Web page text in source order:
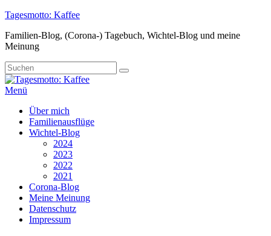
Zum
springen
Tagesmotto: Kaffee
Familien-Blog, (Corona-) Tagebuch, Wichtel-Blog und meine
Meinung
Suche
nach:
Suchen
Menü
Primäres
Menü
Über mich
Familienausflüge
Wichtel-Blog
2024
2023
2022
2021
Corona-Blog
Meine Meinung
Datenschutz
Impressum